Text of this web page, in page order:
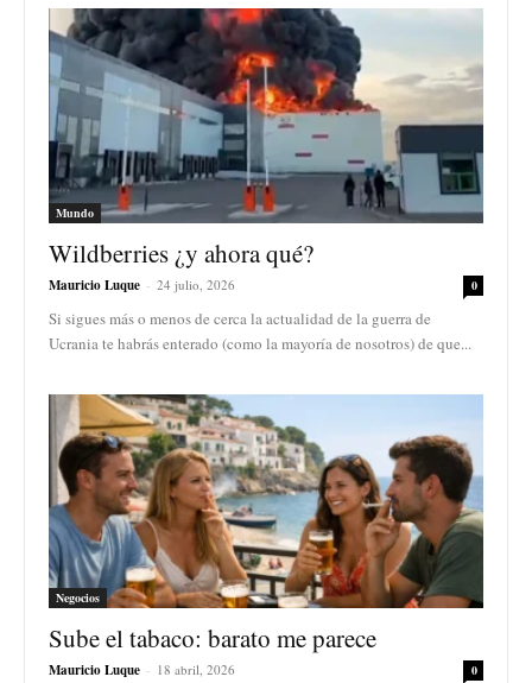
Mundo
Wildberries ¿y ahora qué?
Mauricio Luque - 24 julio, 2026 0
Si sigues más o menos de cerca la actualidad de la guerra de
Ucrania te habrás enterado (como la mayoría de nosotros) de que...
Negocios
Sube el tabaco: barato me parece
Mauricio Luque - 18 abril, 2026 0